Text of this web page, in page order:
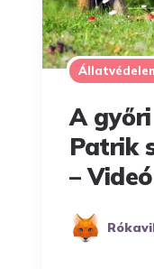
A
Patrik
– Videó
Posted